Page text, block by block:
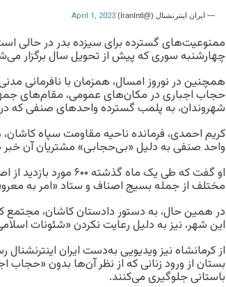
— ايران اينترنشنال (@IranIntl) April 1, 2023
ممنوعیت‌های گسترده برای سیزده بدر در حالی
چهارشنبه سوری که پیش از تحویل سال برگزار
همچنین در نوروز امسال، همزمان با نافرمانی
حجاب اجباری در مکان‌های عمومی، مقام‌‌های
شهروندان، به پلمب گسترده واحدهای صنفی که
واحد صنفی به دلیل «بی‌حجابی» مشتریان آن خبر
او گفت که طی یک ماه
مختلف از جمله بسیج اصناف و ستاد «امر به
در همین حال، به دستور دادستان کاشان، مجتمع
این شهر، نیز به دلیل رعایت نکردن «شئونات
از کرمانشاه نیز ویدیویی به‌دست ایران
بستان از ورود زنانی که از نظر آن‌ها بدون
باستانی جلوگیری می‌کنند.